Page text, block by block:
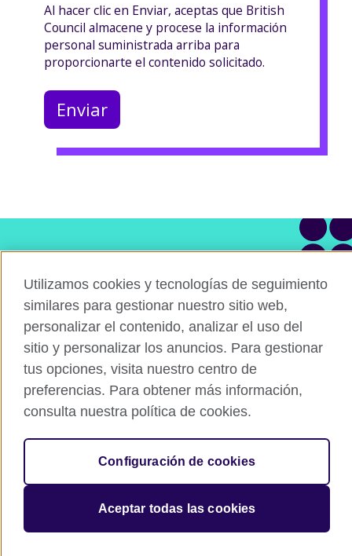
Al hacer clic en Enviar, aceptas que British
Council almacene y procese la información
personal suministrada arriba para
proporcionarte el contenido solicitado.
Contacta con nuestro equipo
Agenda una asesoría
Connect with us
© British Council 2026. The United Kingdom's international organisation
209131 (England and Wales) SC037733 (Scotland).
Utilizamos cookies y tecnologías de seguimiento
similares para gestionar nuestro sitio web,
personalizar el contenido, analizar el uso del
sitio y personalizar los anuncios. Para gestionar
tus opciones, visita nuestro centro de
preferencias. Para obtener más información,
consulta nuestra política de cookies.
Configuración de cookies
Aceptar todas las cookies